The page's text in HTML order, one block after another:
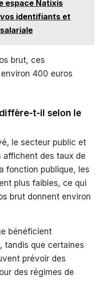
espace Natixis
identifiants et
brut, ces
400 euros
t-il selon le
le secteur public et
des taux de
fonction publique, les
plus faibles, ce qui
brut donnent environ
bénéficient
tandis que certaines
prévoir des
des régimes de